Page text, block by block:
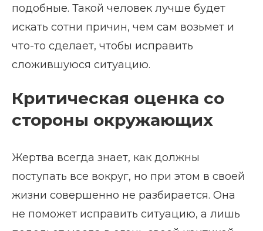
подобные. Такой человек лучше будет
искать сотни причин, чем сам возьмет и
что-то сделает, чтобы исправить
сложившуюся ситуацию.
Критическая оценка со
стороны окружающих
Жертва всегда знает, как должны
поступать все вокруг, но при этом в своей
жизни совершенно не разбирается. Она
не поможет исправить ситуацию, а лишь